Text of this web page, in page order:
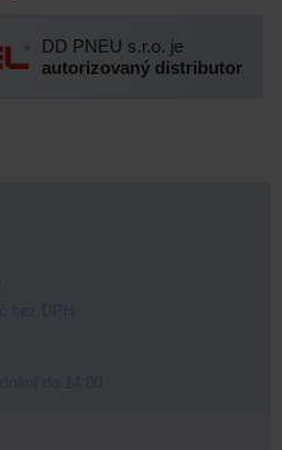
DD PNEU s.r.o. je
autorizovaný distributor